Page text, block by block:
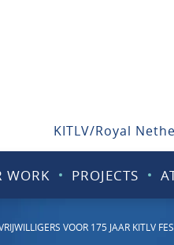
KITLV/Royal
WORK PROJECTS
VOOR 175 JAAR KITLV